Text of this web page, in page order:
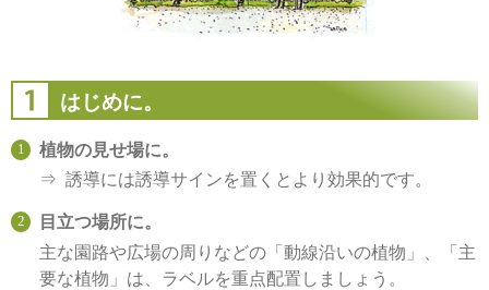
はじめに。
植物の見せ場に。
誘導には誘導サインを置くとより効果的です。
目立つ場所に。
主な園路や広場の周りなどの「動線沿いの植物」、「主
要な植物」は、ラベルを重点配置しましょう。